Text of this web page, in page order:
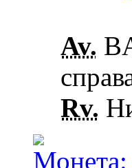
Av.
Rv.